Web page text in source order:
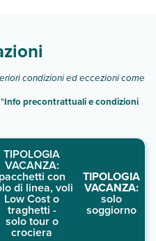
dedicato "
condizioni ed eccezioni come
Info precontrattuali e condizioni
TIPOLOGIA
VACANZA:
pacchetti con
di linea, voli
Low Cost o
traghetti -
solo tour o
crociera
TIPOLOGIA
VACANZA:
solo
soggiorno